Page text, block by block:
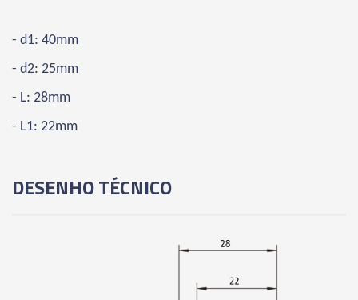
04857 - REDUÇÃO - RD 50/32.32
- d1: 40mm
- d2: 25mm
- L: 28mm
- L1: 22mm
DESENHO TÉCNICO